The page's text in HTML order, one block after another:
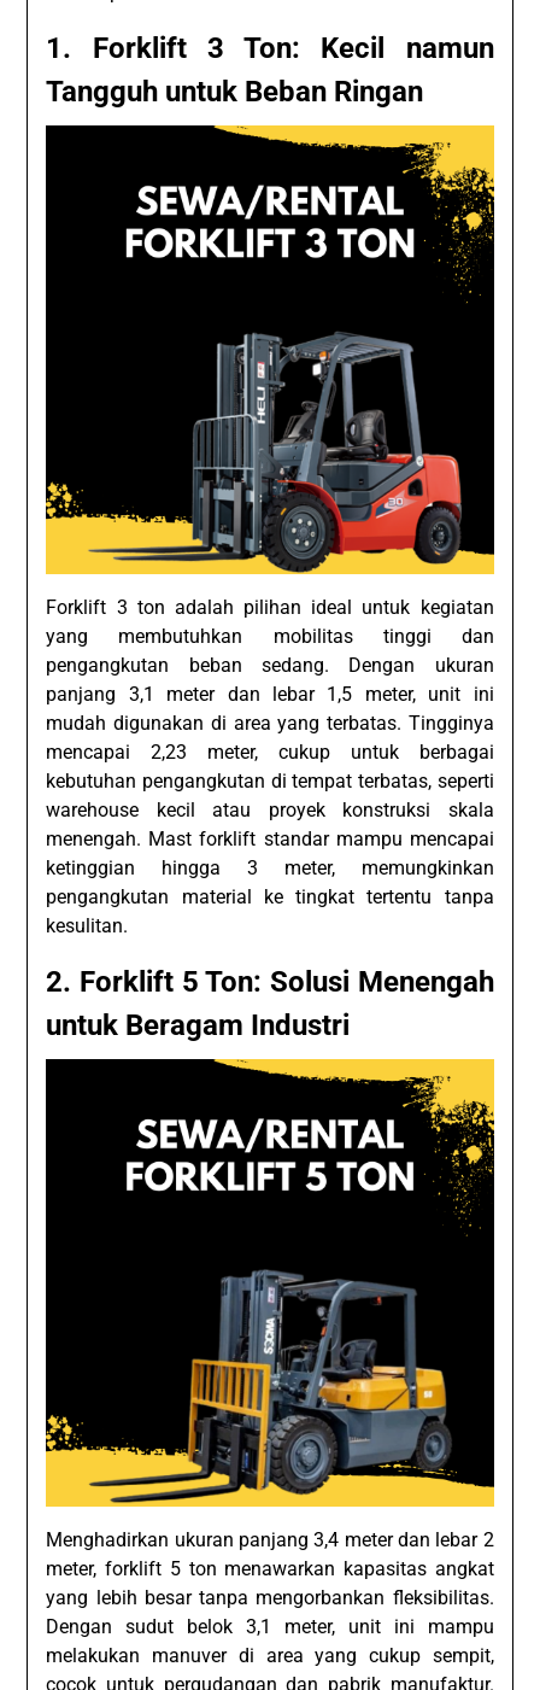
1. Forklift 3 Ton: Kecil namun
Tangguh untuk Beban Ringan
Forklift 3 ton adalah pilihan ideal untuk kegiatan
yang membutuhkan mobilitas tinggi dan
pengangkutan beban sedang. Dengan ukuran
panjang 3,1 meter dan lebar 1,5 meter, unit ini
mudah digunakan di area yang terbatas. Tingginya
mencapai 2,23 meter, cukup untuk berbagai
kebutuhan pengangkutan di tempat terbatas, seperti
warehouse kecil atau proyek konstruksi skala
menengah. Mast forklift standar mampu mencapai
ketinggian hingga 3 meter, memungkinkan
pengangkutan material ke tingkat tertentu tanpa
kesulitan.
2. Forklift 5 Ton: Solusi Menengah
untuk Beragam Industri
Menghadirkan ukuran panjang 3,4 meter dan lebar 2
meter, forklift 5 ton menawarkan kapasitas angkat
yang lebih besar tanpa mengorbankan fleksibilitas.
Dengan sudut belok 3,1 meter, unit ini mampu
melakukan manuver di area yang cukup sempit,
cocok untuk pergudangan dan pabrik manufaktur.